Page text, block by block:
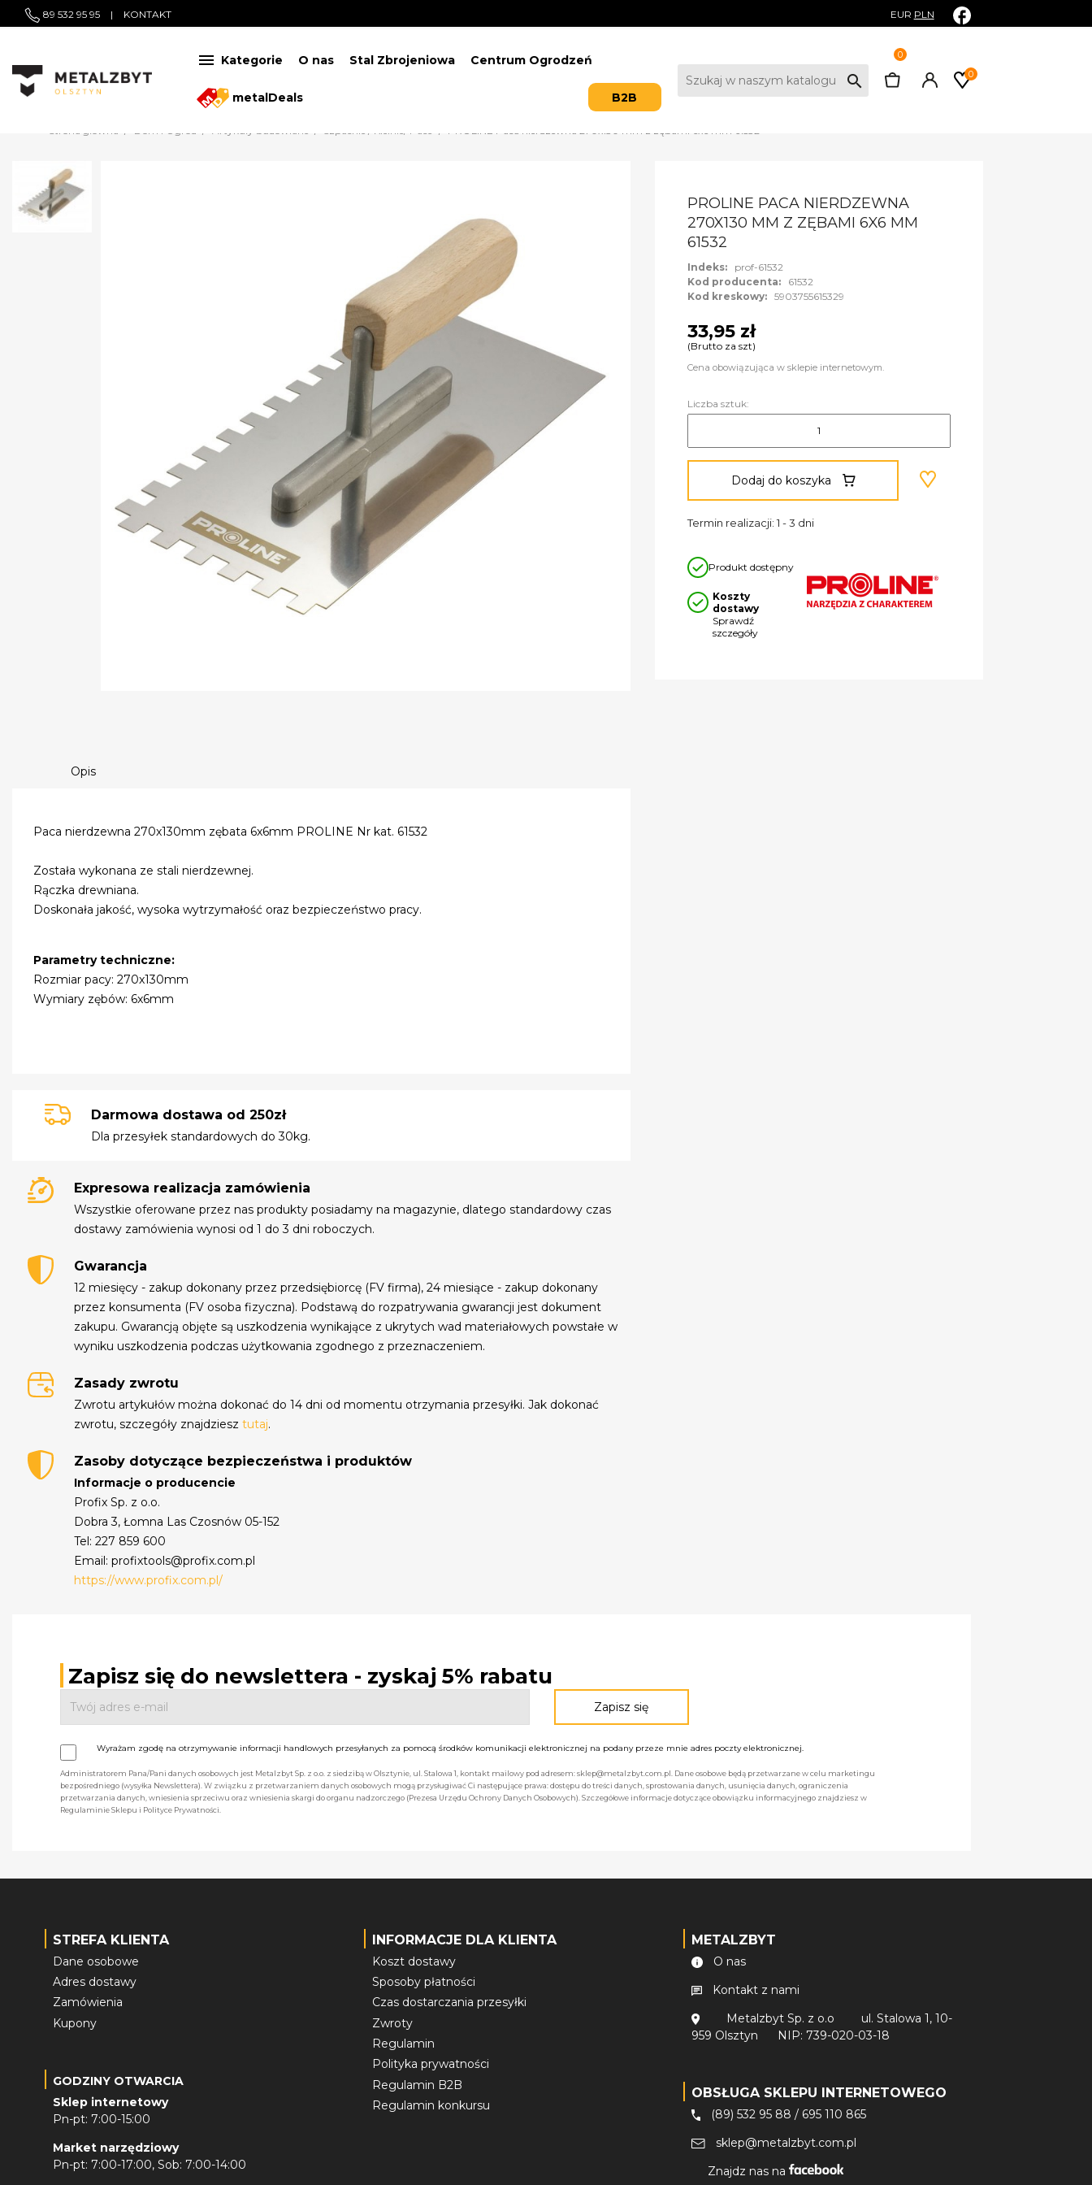
89 532 95 95 | KONTAKT EUR PLN
 Kategorie O nas Stal Zbrojeniowa Centrum Ogrodzeń
metalDeals B2B
0
0
search
Opis
Paca nierdzewna 270x130mm zębata 6x6mm PROLINE Nr kat. 61532
Została wykonana ze stali nierdzewnej.
Rączka drewniana.
Doskonała jakość, wysoka wytrzymałość oraz bezpieczeństwo pracy.
Parametry techniczne:
Rozmiar pacy: 270x130mm
Wymiary zębów: 6x6mm
Darmowa dostawa od 250zł
Dla przesyłek standardowych do 30kg.
Expresowa realizacja zamówienia
Wszystkie oferowane przez nas produkty posiadamy na magazynie, dlatego standardowy czas
dostawy zamówienia wynosi od 1 do 3 dni roboczych.
Gwarancja
12 miesięcy - zakup dokonany przez przedsiębiorcę (FV firma), 24 miesiące - zakup dokonany
przez konsumenta (FV osoba fizyczna). Podstawą do rozpatrywania gwarancji jest dokument
zakupu. Gwarancją objęte są uszkodzenia wynikające z ukrytych wad materiałowych powstałe w
wyniku uszkodzenia podczas użytkowania zgodnego z przeznaczeniem.
Zasady zwrotu
Zwrotu artykułów można dokonać do 14 dni od momentu otrzymania przesyłki. Jak dokonać
zwrotu, szczegóły znajdziesztutaj.
Zasoby dotyczące bezpieczeństwa i produktów
Informacje o producencie
Profix Sp. z o.o.
Dobra 3, Łomna Las Czosnów 05-152
Tel: 227 859 600
Email: profixtools@profix.com.pl
https://www.profix.com.pl/
PROLINE PACA NIERDZEWNA
270X130 MM Z ZĘBAMI 6X6 MM
61532
Indeks:
prof-61532
Kod producenta:
61532
Kod kreskowy: 5903755615329
33,95 zł
(Brutto za szt)
Cena obowiązująca w sklepie internetowym.
Liczba sztuk:
Dodaj do koszyka
Termin realizacji: 1 - 3 dni
Produkt dostępny
Koszty
dostawy
Sprawdź
szczegóły
Zapisz się do newslettera - zyskaj 5% rabatu
Wyrażam zgodę na otrzymywanie informacji handlowych przesyłanych za pomocą środków komunikacji elektronicznej na podany przeze mnie adres poczty elektronicznej.
Administratorem Pana/Pani danych osobowych jest Metalzbyt Sp. z o.o. z siedzibą w Olsztynie, ul. Stalowa 1, kontakt mailowy pod adresem: sklep@metalzbyt.com.pl. Dane osobowe będą przetwarzane w celu marketingu
bezpośredniego (wysyłka Newslettera). W związku z przetwarzaniem danych osobowych mogą przysługiwać Ci następujące prawa: dostępu do treści danych, sprostowania danych, usunięcia danych, ograniczenia
przetwarzania danych, wniesienia sprzeciwu oraz wniesienia skargi do organu nadzorczego (Prezesa Urzędu Ochrony Danych Osobowych). Szczegółowe informacje dotyczące obowiązku informacyjnego znajdziesz w
Regulaminie Sklepu i Polityce Prywatności.
STREFA KLIENTA
Dane osobowe
Adres dostawy
Zamówienia
Kupony
GODZINY OTWARCIA
Sklep internetowy
Pn-pt: 7:00-15:00
Market narzędziowy
Pn-pt: 7:00-17:00, Sob: 7:00-14:00
INFORMACJE DLA KLIENTA
Koszt dostawy
Sposoby płatności
Czas dostarczania przesyłki
Zwroty
Regulamin
Polityka prywatności
Regulamin B2B
Regulamin konkursu
METALZBYT
O nas
Kontakt z nami
Metalzbyt Sp. z o.o
ul. Stalowa 1, 10-
959 Olsztyn
NIP: 739-020-03-18
OBSŁUGA SKLEPU INTERNETOWEGO
(89) 532 95 88 / 695 110 865
sklep@metalzbyt.com.pl
Znajdz nas na